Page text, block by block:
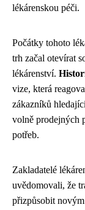
lékárenskou péči.
Počátky tohoto
trh začal otevírat
lékárenství.
vize, která
zákazníků
volně prodejných
potřeb.
Zakladatelé
uvědomovali, že
přizpůsobit